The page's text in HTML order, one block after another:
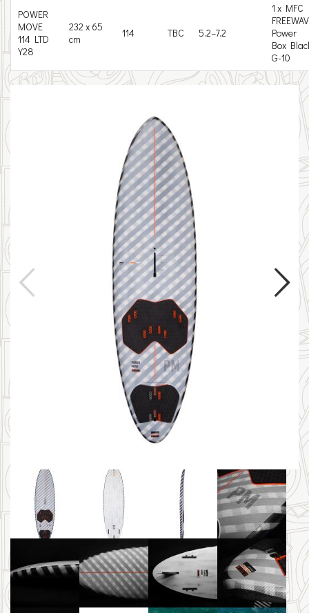
POWER
MOVE
114 LTD
Y28
232 x 65
cm
114 TBC 5.2–7.2
1 x MFC
Power
Box
G-10
 